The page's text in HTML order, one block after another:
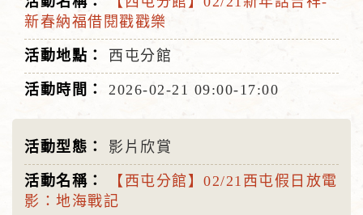
新春納福借閱戳戳樂
西屯分館
2026-02-21 09:00-17:00
影片欣賞
【西屯分館】02/21西屯假日放電
影：地海戰記